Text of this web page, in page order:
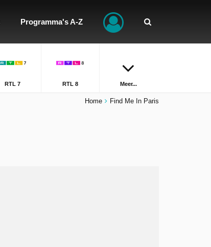
Programma's A-Z
RTL 7 RTL 8 Meer...
Home Find Me In Paris